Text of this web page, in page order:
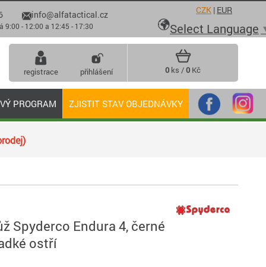
Spyderco Endura 4, černé
ostří
PROGRAM ZJISTIT STAV OBJEDNÁVKY
registrace přihlášení 0 ks /0 Kč
info@alfatactical.cz
- 12:00 a 12:45 - 17:30
CZK | EUR
Select Language